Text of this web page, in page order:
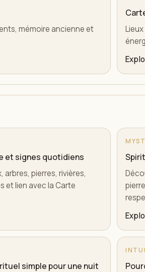
mémoire ancienne et
et signes quotidiens
arbres, pierres, rivières,
et lien avec la Carte
simple pour une nuit